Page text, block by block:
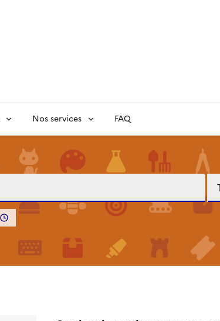
Nos services FAQ